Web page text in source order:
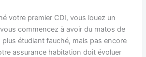
votre premier CDI, vous louez un
commencez à avoir du matos de
plus étudiant fauché, mais pas encore
assurance habitation doit évoluer